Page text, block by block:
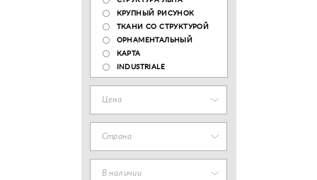
КРУПНЫЙ РИСУНОК
ТКАНИ СО СТРУКТУРОЙ
ОРНАМЕНТАЛЬНЫЙ
КАРТА
INDUSTRIALE
Цена
Страна
В наличии